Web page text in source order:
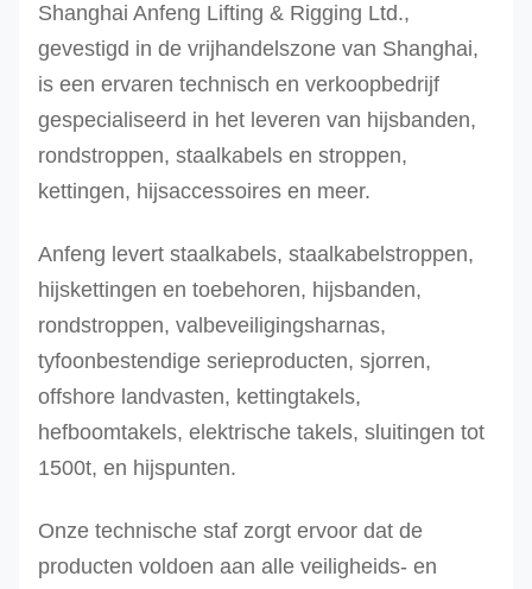
Shanghai Anfeng Lifting & Rigging Ltd.,
gevestigd in de vrijhandelszone van Shanghai,
is een ervaren technisch en verkoopbedrijf
gespecialiseerd in het leveren van hijsbanden,
rondstroppen, staalkabels en stroppen,
kettingen, hijsaccessoires en meer.
Anfeng levert staalkabels, staalkabelstroppen,
hijskettingen en toebehoren, hijsbanden,
rondstroppen, valbeveiligingsharnas,
tyfoonbestendige serieproducten, sjorren,
offshore landvasten, kettingtakels,
hefboomtakels, elektrische takels, sluitingen tot
1500t, en hijspunten.
Onze technische staf zorgt ervoor dat de
producten voldoen aan alle veiligheids- en